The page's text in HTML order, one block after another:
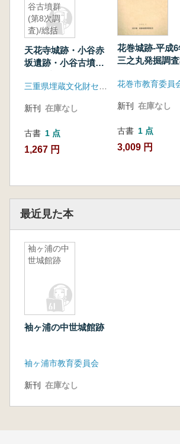
谷古墳群
(第8次調
査)/総括
発掘調査
天花寺城跡・小谷赤
坂遺跡・小谷古墳群
花寺丘陵発掘調査
新刊 在庫なし
古書 1 点
1,267 円
花巻城跡-平成
三之丸発掘調
花巻市教育委員
新刊 在庫なし
古書 1 点
3,009 円
最近見た本
袖ヶ浦の中
世城館跡
袖ヶ浦の中世城館跡
袖ヶ浦市教育委員会
新刊 在庫なし